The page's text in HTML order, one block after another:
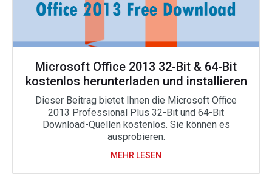
Microsoft Office 2013 32-Bit & 64-Bit
kostenlos herunterladen und installieren
Dieser Beitrag bietet Ihnen die Microsoft Office
2013 Professional Plus 32-Bit und 64-Bit
Download-Quellen kostenlos. Sie können es
ausprobieren.
MEHR LESEN